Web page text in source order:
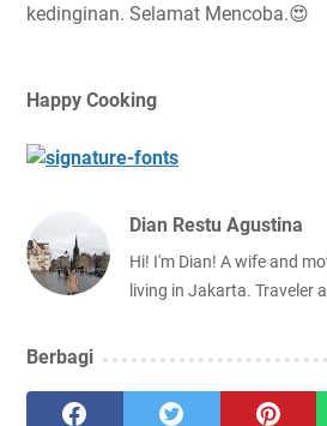
kedinginan. Selamat Mencoba.😍
Happy Cooking
Dian Restu Agustina
Hi! I'm Dian! A wife and
living in Jakarta. Traveler
Berbagi